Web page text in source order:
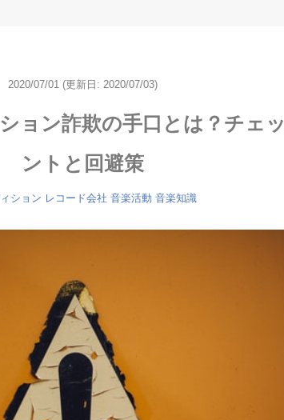
2020/07/01 (更新日: 2020/07/03)
ョン詐欺の手口とは？チェ
ントと回避策
ション レコード会社 音楽活動 音楽知識